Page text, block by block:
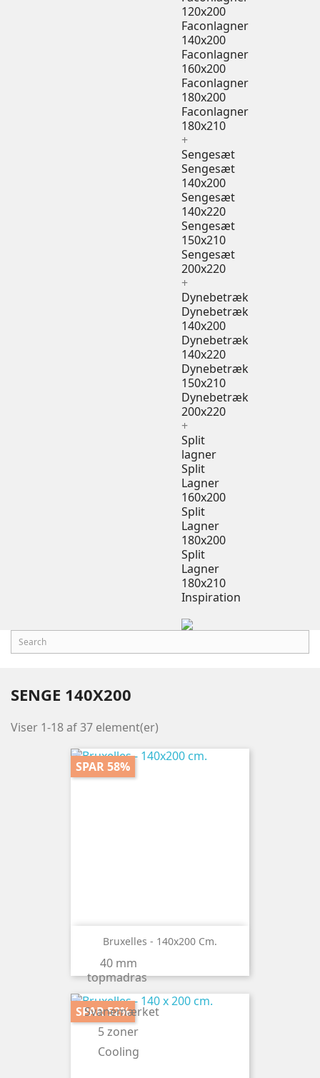
120x200
Faconlagner
140x200
Faconlagner
160x200
Faconlagner
180x200
Faconlagner
180x210
+
Sengesæt
Sengesæt
140x200
Sengesæt
140x220
Sengesæt
150x210
Sengesæt
200x220
+
Dynebetræk
Dynebetræk
140x200
Dynebetræk
140x220
Dynebetræk
150x210
Dynebetræk
200x220
+
Split
lagner
Split
Lagner
160x200
Split
Lagner
180x200
Split
Lagner
180x210
Inspiration
SENGE 140X200
Viser 1-18 af 37 element(er)
Bruxelles - 140x200 Cm.
40 mm
topmadras
Svanemærket
5 zoner
Cooling
SPAR 58%
SPAR 52%